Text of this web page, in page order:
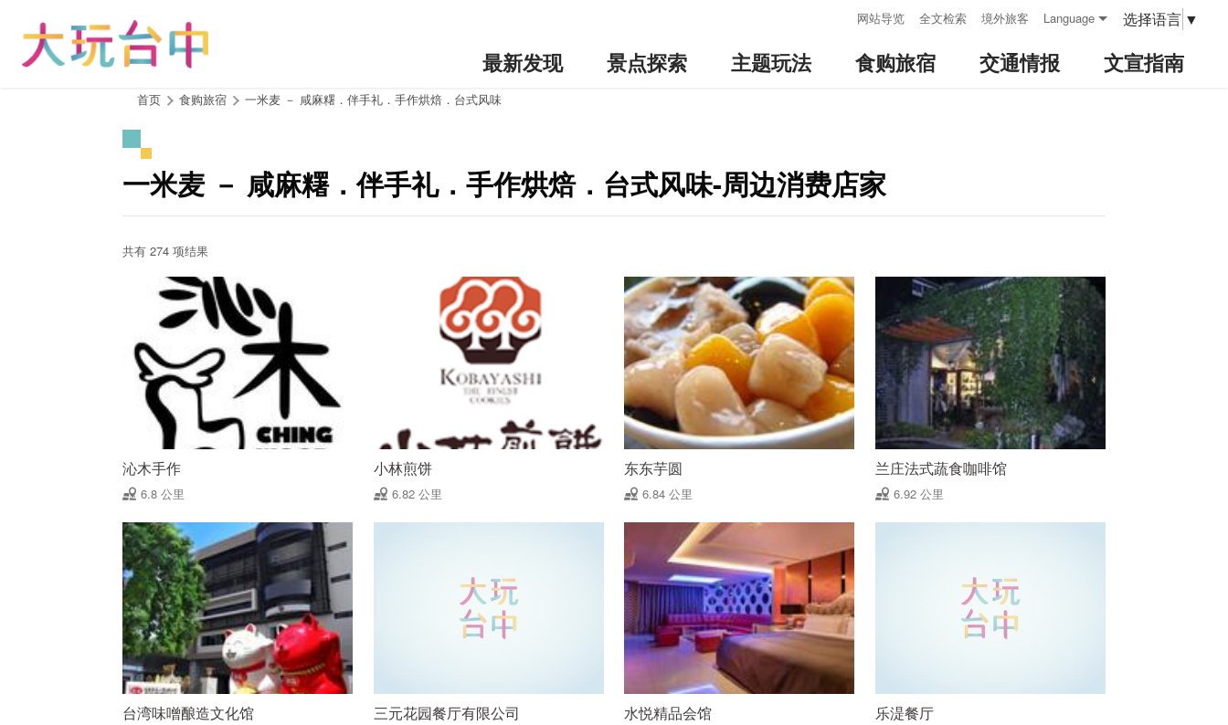
网站导览 全文检索 境外旅客 Language 选择语言 ▼
最新发现 景点探索 主题玩法 食购旅宿 交通情报 文宣指南
首页 食购旅宿 一米麦 － 咸麻糬．伴手礼．手作烘焙．台式风味
一米麦 － 咸麻糬．伴手礼．手作烘焙．台式风味-周边消费店家
共有 274 项结果
沁木手作
6.8 公里
小林煎饼
6.82 公里
东东芋圆
6.84 公里
兰庄法式蔬食咖啡馆
6.92 公里
台湾味噌酿造文化馆 三元花园餐厅有限公司 水悦精品会馆 乐湜餐厅